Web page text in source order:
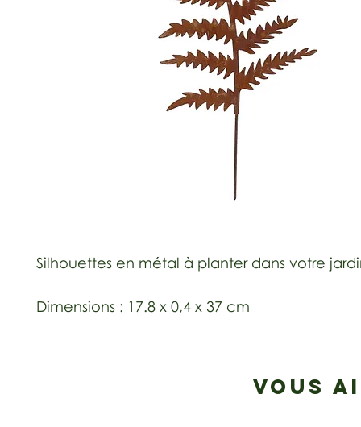
Silhouettes en métal à planter dans votre
Dimensions : 17.8 x 0,4 x 37 cm
VOUS